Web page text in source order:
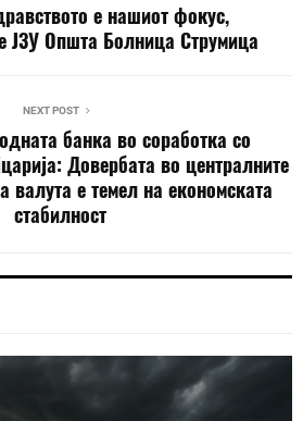
е нашиот фокус,
ЈЗУ Општа Болница Струмица
NEXT POST
банка во соработка со
Довербата во централните
е темел на економската
стабилност